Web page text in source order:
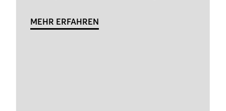
MEHR ERFAHREN